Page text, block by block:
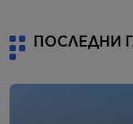
ПОСЛЕДНИ